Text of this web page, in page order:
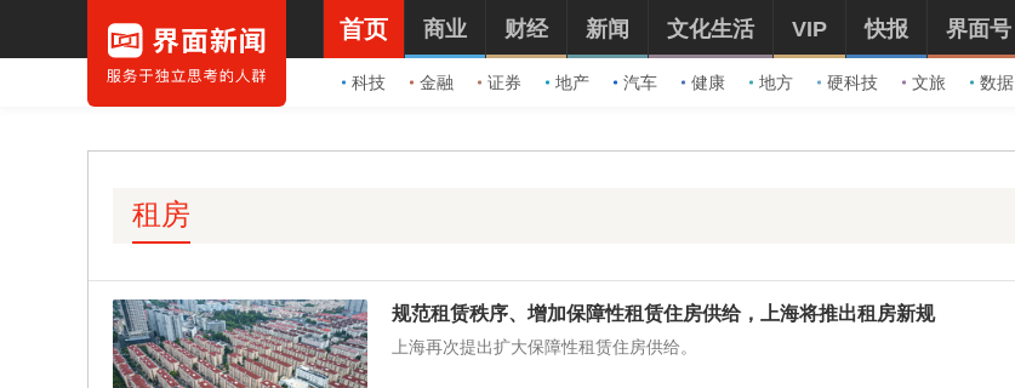
首页
科技 金融 证券 地产 汽车 健康 地方 硬科技 文旅 数据
商业 财经 新闻 文化生活 VIP 快报 界面号
租房
规范租赁秩序、增加保障性租赁住房供给，上海将推出租房新规
上海再次提出扩大保障性租赁住房供给。